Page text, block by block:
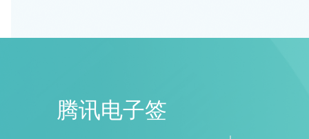
腾讯电子签